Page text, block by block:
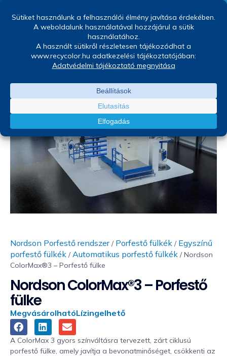
Nordson Porfestő rendszer/ Porfestő fülkék / Egyszínű
porfestő fülkék /Automatikus porfestő fülkék / Nordson
ColorMax®3 – Porfestő fülke
Nordson ColorMax®3 – Porfestő
fülke
MegvásárolhatóLízingelhető
A ColorMax 3 gyors színváltásra tervezett, zárt ciklusú
porfestő fülke, amely javítja a bevonatminőséget, csökkenti az